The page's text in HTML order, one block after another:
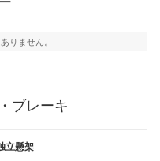
りません。
ブレーキ
立懸架